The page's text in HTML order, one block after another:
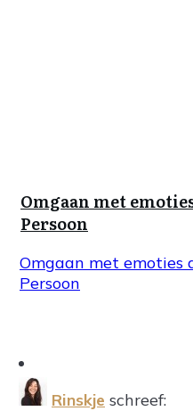
Omgaan met
Persoon
Omgaan met emoties
Persoon
Rinskje schreef: